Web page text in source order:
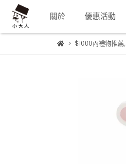
關於 優惠活動
$1000內禮物推薦,